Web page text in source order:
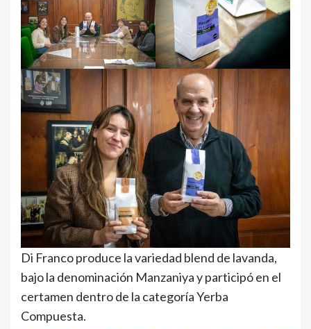
Di Franco produce la variedad blend de lavanda,
bajo la denominación Manzaniya y participó en el
certamen dentro de la categoría Yerba
Compuesta.